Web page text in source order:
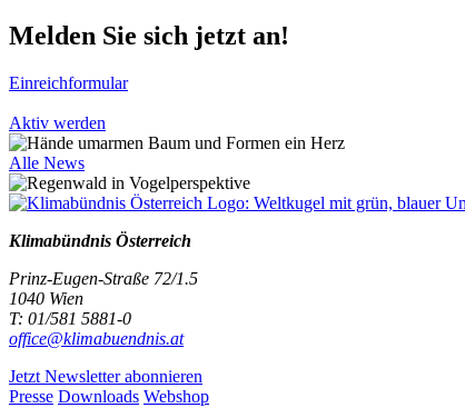
Melden Sie sich jetzt an!
Einreichformular
Aktiv werden
Alle News
Klimabündnis Österreich
Prinz-Eugen-Straße 72/1.5
1040 Wien
T: 01/581 5881-0
office@klimabuendnis.at
Jetzt Newsletter abonnieren
Presse Downloads Webshop